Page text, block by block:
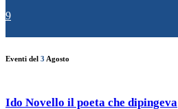
9
Eventi del 3 Agosto
Ido Novello il poeta che dipingeva